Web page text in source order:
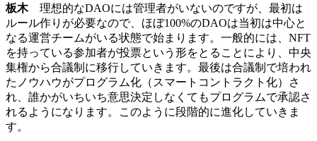
板木理想的なDAOには管理者がいないのですが、最初は
ルール作りが必要なので、ほぼ100%のDAOは当初は中心と
なる運営チームがいる状態で始まります。一般的には、NFT
を持っている参加者が投票という形をとることにより、中央
集権から合議制に移行していきます。最後は合議制で培われ
たノウハウがプログラム化（スマートコントラクト化）さ
れ、誰かがいちいち意思決定しなくてもプログラムで承認さ
れるようになります。このように段階的に進化していきま
す。